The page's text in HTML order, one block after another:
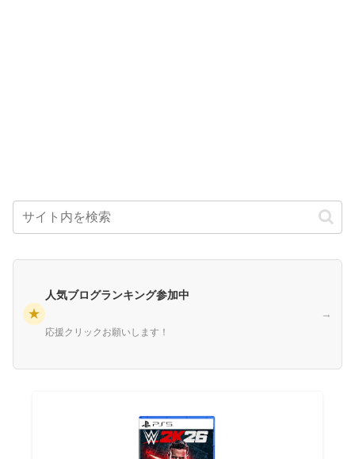
★
人気ブログランキング参加中
応援クリックお願いします！
→